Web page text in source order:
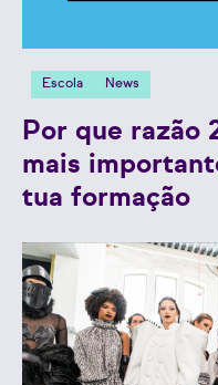
Escola News
Por que razão
mais
tua formação